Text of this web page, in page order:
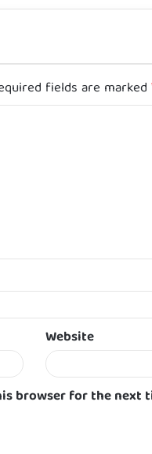
fields are marked
Website
browser for the next